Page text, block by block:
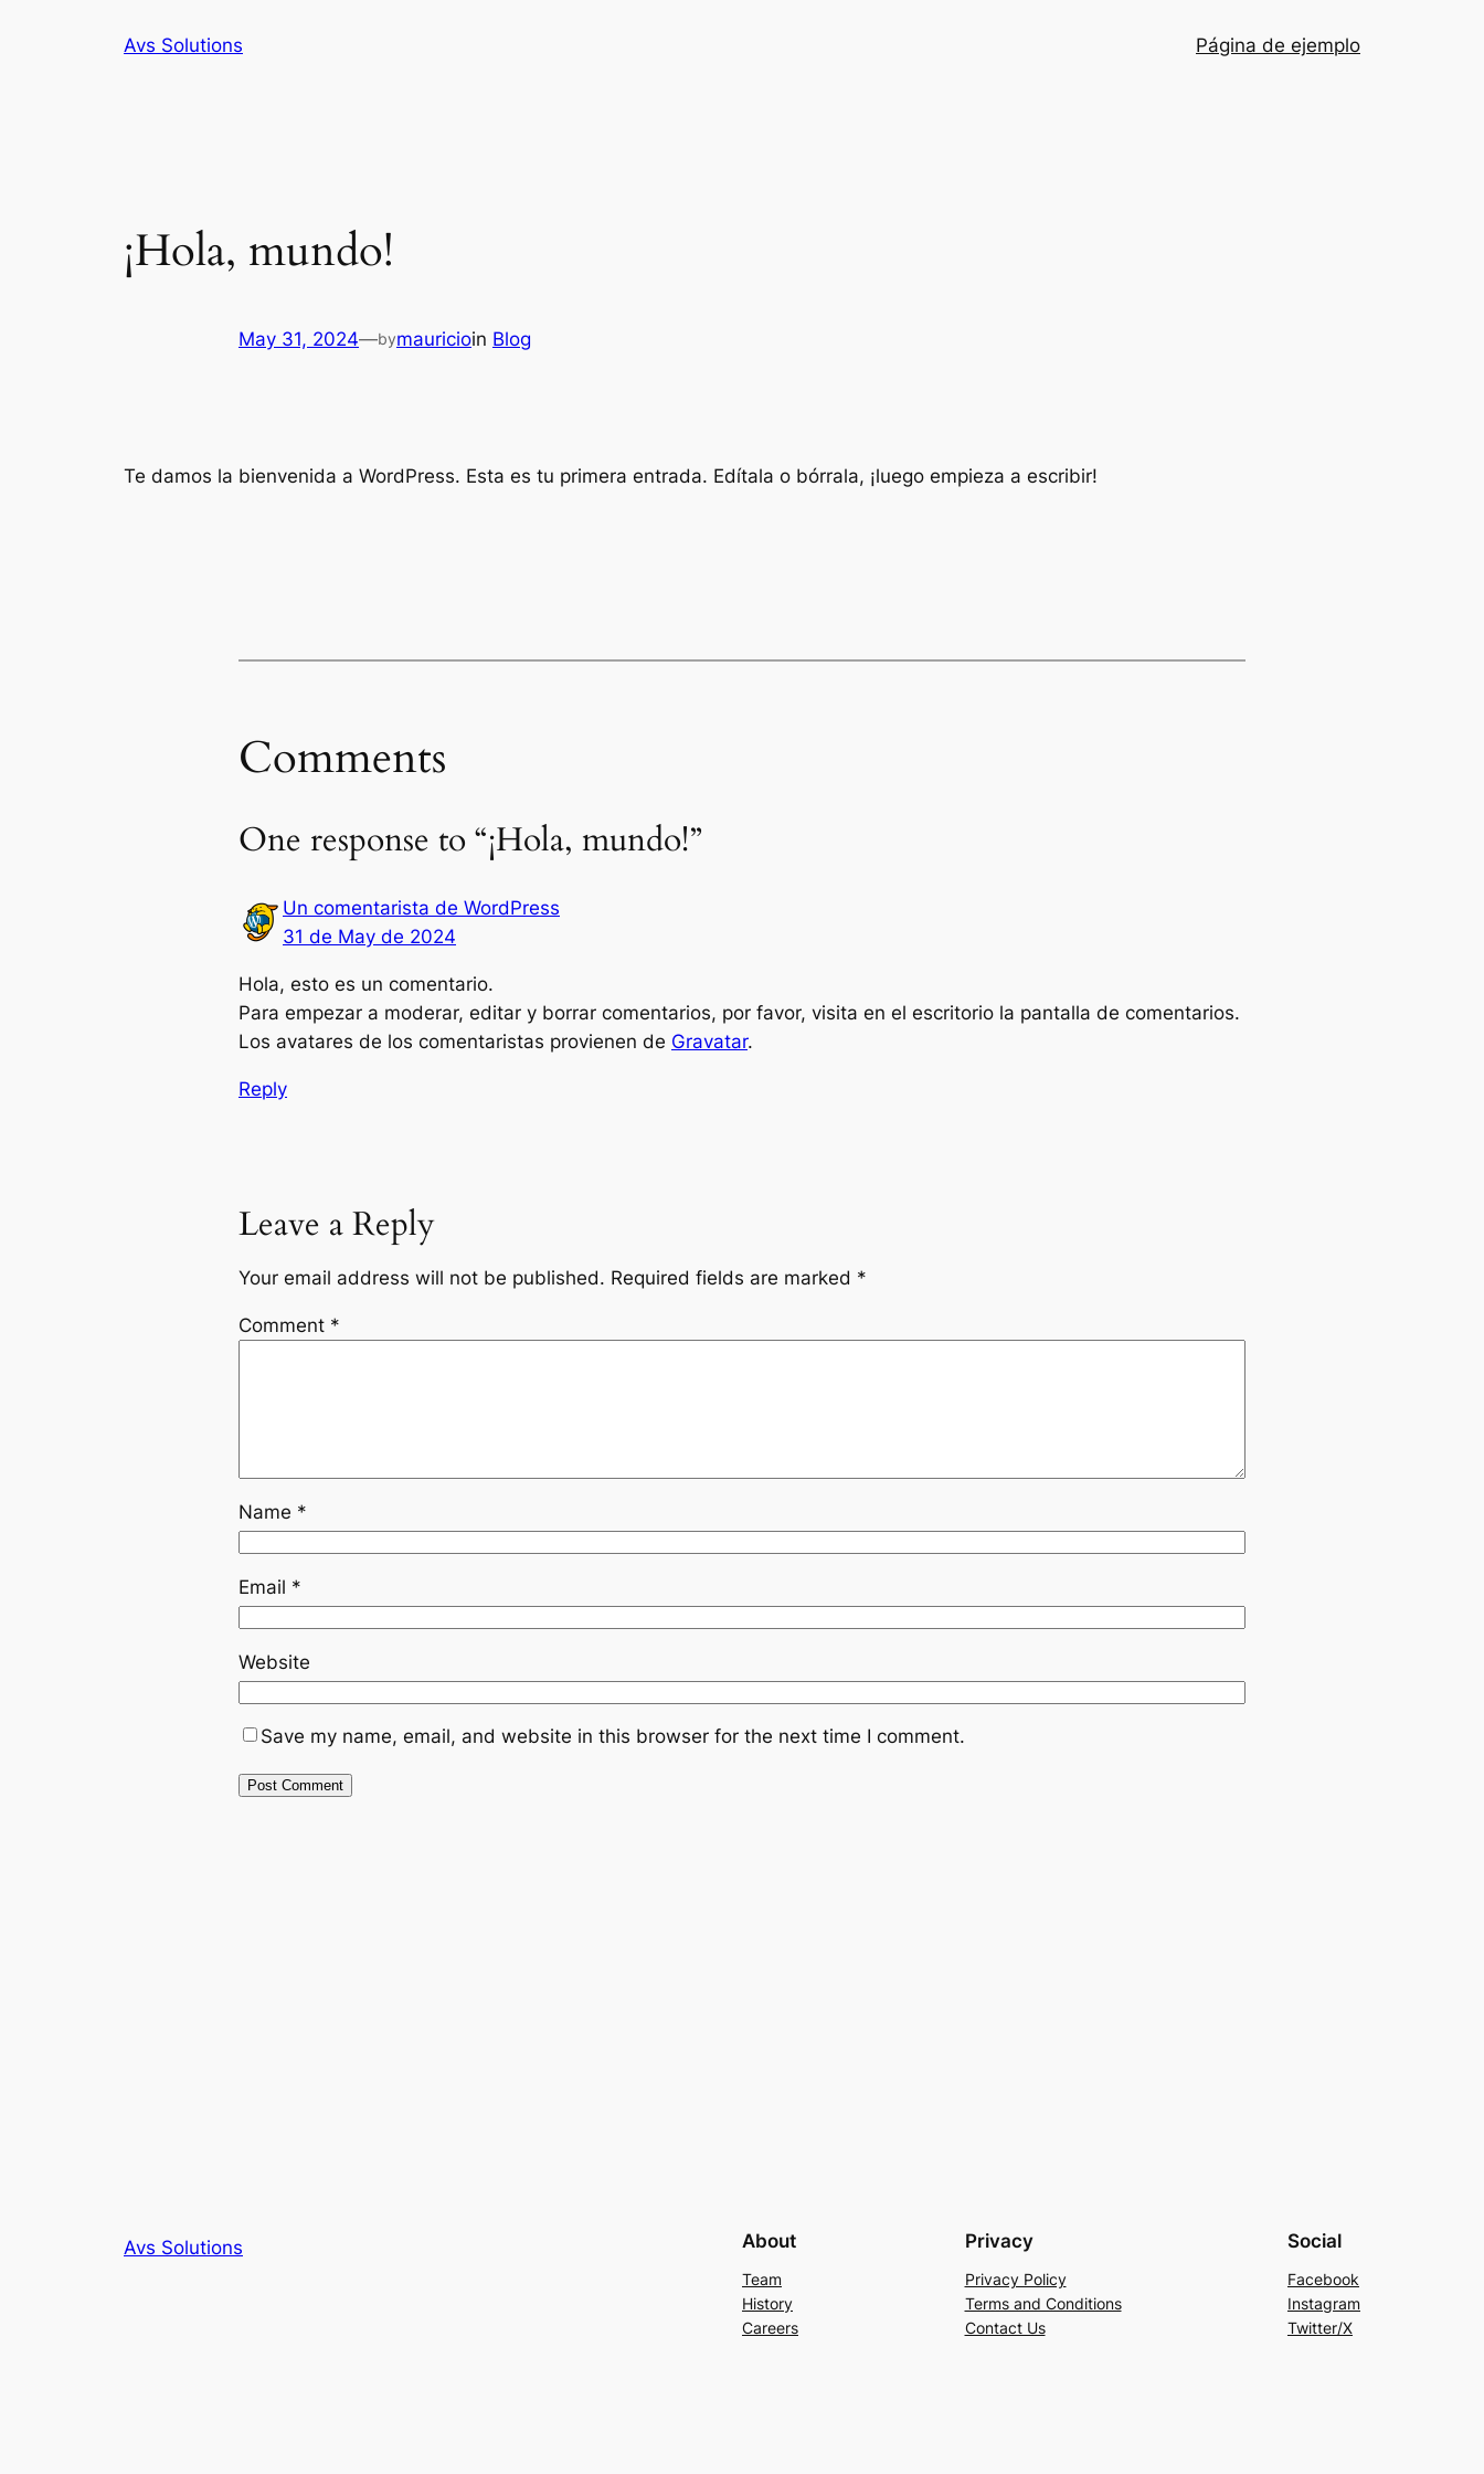
Avs Solutions Página de ejemplo
¡Hola, mundo!
May 31, 2024—bymauricioin Blog
Te damos la bienvenida a WordPress. Esta es tu primera entrada. Edítala o bórrala, ¡luego empieza a escribir!
Comments
One response to “¡Hola, mundo!”
Un comentarista de WordPress
31 de May de 2024
Hola, esto es un comentario.
Para empezar a moderar, editar y borrar comentarios, por favor, visita en el escritorio la pantalla de comentarios.
Los avatares de los comentaristas provienen de Gravatar.
Reply
Leave a Reply
Your email address will not be published. Required fields are marked *
Comment *
Name *
Email *
Website
Save my name, email, and website in this browser for the next time I comment.
Avs Solutions About
Team
History
Careers
Privacy
Privacy Policy
Terms and Conditions
Contact Us
Social
Facebook
Instagram
Twitter/X